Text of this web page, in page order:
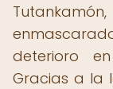
deterioro
Gracias a la